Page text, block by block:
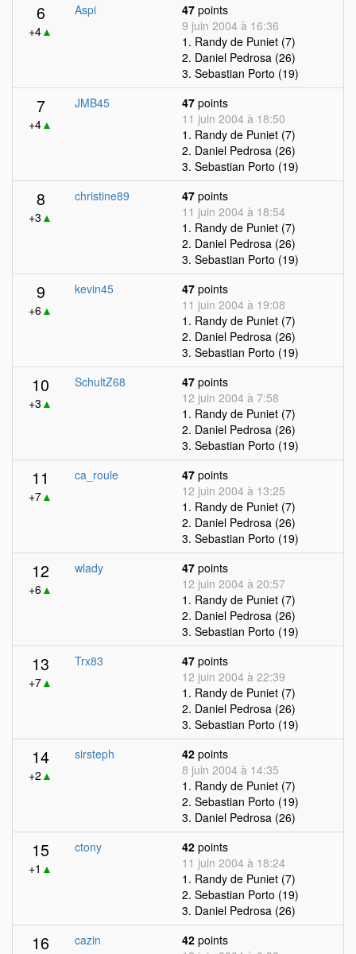
6
+4▲
Aspi 47 points
9 juin 2004 à 16:36
1. Randy de Puniet (7)
2. Daniel Pedrosa (26)
3. Sebastian Porto (19)
7
+4▲
JMB45 47 points
11 juin 2004 à 18:50
1. Randy de Puniet (7)
2. Daniel Pedrosa (26)
3. Sebastian Porto (19)
8
+3 ▲
christine89 47 points
11 juin 2004 à 18:54
1. Randy de Puniet (7)
2. Daniel Pedrosa (26)
3. Sebastian Porto (19)
9
+6▲
kevin45 47 points
11 juin 2004 à 19:08
1. Randy de Puniet (7)
2. Daniel Pedrosa (26)
3. Sebastian Porto (19)
10
+3 ▲
SchultZ68 47 points
12 juin 2004 à 7:58
1. Randy de Puniet (7)
2. Daniel Pedrosa (26)
3. Sebastian Porto (19)
11
+7▲
ca_roule 47 points
12 juin 2004 à 13:25
1. Randy de Puniet (7)
2. Daniel Pedrosa (26)
3. Sebastian Porto (19)
12
+6▲
wlady 47 points
12 juin 2004 à 20:57
1. Randy de Puniet (7)
2. Daniel Pedrosa (26)
3. Sebastian Porto (19)
13
+7▲
Trx83 47 points
12 juin 2004 à 22:39
1. Randy de Puniet (7)
2. Daniel Pedrosa (26)
3. Sebastian Porto (19)
14
+2 ▲
sirsteph 42 points
8 juin 2004 à 14:35
1. Randy de Puniet (7)
2. Sebastian Porto (19)
3. Daniel Pedrosa (26)
15
+1 ▲
ctony 42 points
11 juin 2004 à 18:24
1. Randy de Puniet (7)
2. Sebastian Porto (19)
3. Daniel Pedrosa (26)
16 cazin 42 points